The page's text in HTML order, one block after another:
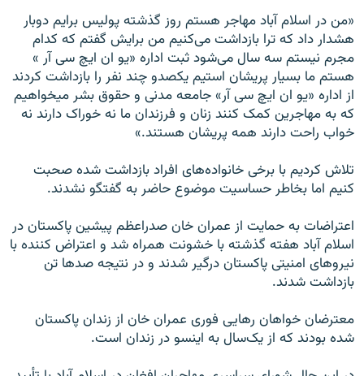
«من در اسلام آباد مهاجر هستم روز گذشته پولیس برایم دوبار
هشدار داد که ترا بازداشت می‌کنیم من برایش گفتم که کدام
مجرم نیستم سه سال می‌شود ثبت اداره «یو ان ایچ سی آر »
هستم ما بسیار پریشان استیم یکصدو چند نفر را بازداشت کردند
از اداره «یو ان ایچ سی آر» جامعه مدنی و حقوق بشر میخواهیم
که به مهاجرین کمک کنند زنان و فرزندان ما نه خوراک دارند نه
خواب راحت دارند همه پریشان هستند.»
تلاش کردیم با برخی خانواده‌های افراد بازداشت شده صحبت
کنیم اما بخاطر حساسیت موضوع حاضر به گفتگو نشدند.
اعتراضات به حمایت از عمران خان صدراعظم پیشین پاکستان در
اسلام آباد هفته گذشته با خشونت همراه شد و اعتراض کننده با
نیروهای امنیتی پاکستان درگیر شدند و در نتیجه صد‌ها تن
بازداشت شدند.
معترضان خواهان رهایی فوری عمران خان از زندان پاکستان
شده بودند که از یک‌سال به اینسو در زندان است.